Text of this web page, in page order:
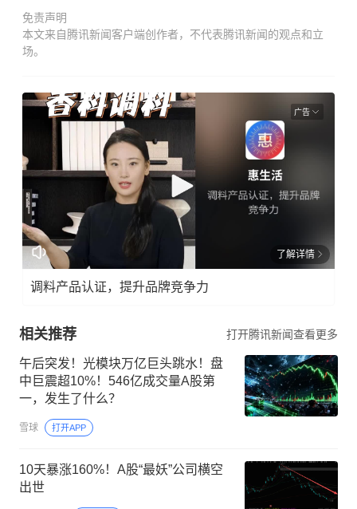
免责声明
本文来自腾讯新闻客户端创作者，不代表腾讯新闻的观点和立
场。
广告
了解详情
调料产品认证，提升品牌竞争力
相关推荐 打开腾讯新闻查看更多
午后突发！光模块万亿巨头跳水！盘
中巨震超10%！546亿成交量A股第
一，发生了什么？
雪球 打开APP
10天暴涨160%！A股“最妖”公司横空
出世